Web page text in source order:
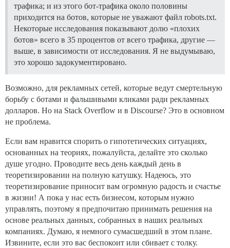
трафика; и из этого бот-трафика около половины
приходится на ботов, которые не уважают файл robots.txt.
Некоторые исследования показывают долю «плохих
ботов» всего в 35 процентов от всего трафика, другие —
выше, в зависимости от исследования. Я не выдумываю,
это хорошо задокументировано.
Возможно, для рекламных сетей, которые ведут смертельную
борьбу с ботами и фальшивыми кликами ради рекламных
долларов. Но на Stack Overflow и в Discourse? Это в основном
не проблема.
Если вам нравится спорить о гипотетических ситуациях,
основанных на теориях, пожалуйста, делайте это сколько
душе угодно. Проводите весь день каждый день в
теоретизировании на полную катушку. Надеюсь, это
теоретизирование приносит вам огромную радость и счастье
в жизни! А пока у нас есть бизнесом, которым нужно
управлять, поэтому я предпочитаю принимать решения на
основе реальных данных, собранных в наших реальных
компаниях. Думаю, я немного сумасшедший в этом плане.
Извините, если это вас беспокоит или сбивает с толку.